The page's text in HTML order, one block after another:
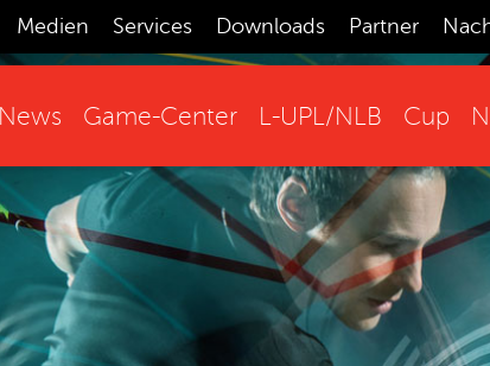
Medien Services Downloads Partner
News Game-Center L-UPL/NLB Cup